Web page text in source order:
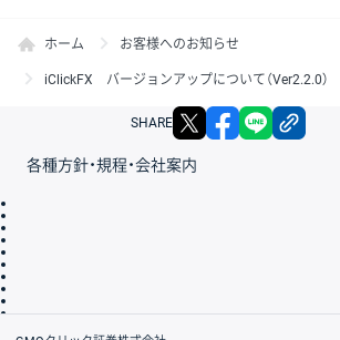
ホーム お客様へのお知らせ
iClickFX バージョンアップについて（Ver2.2.0）
SHARE X facebook
各種方針・規程・会社案内
会社案内